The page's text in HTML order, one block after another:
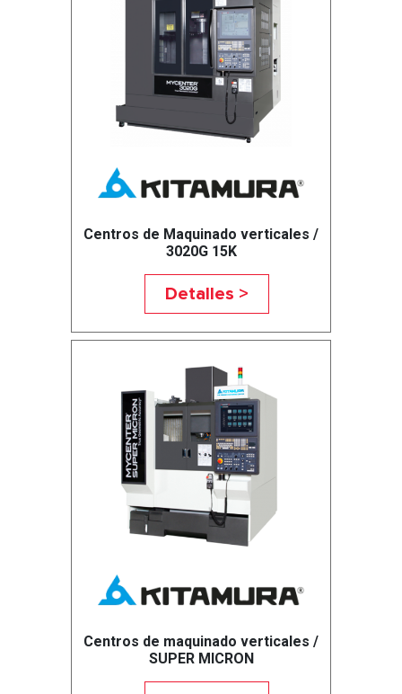
Centros de Maquinado verticales /
3020G 15K
Detalles >
Centros de maquinado verticales /
SUPER MICRON